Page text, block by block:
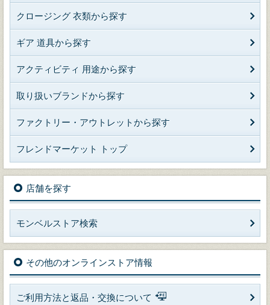
クロージング 衣類から探す
ギア 道具から探す
アクティビティ 用途から探す
取り扱いブランドから探す
ファクトリー・アウトレットから探す
フレンドマーケット トップ
店舗を探す
モンベルストア検索
その他のオンラインストア情報
ご利用方法と返品・交換について